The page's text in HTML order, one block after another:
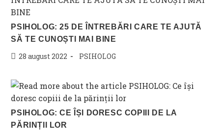
PSIHOLOG: 25 DE ÎNTREBĂRI CARE TE AJUTĂ
SĂ TE CUNOȘTI MAI BINE
Post28 august 2022
Post
PSIHOLOG
PSIHOLOG: CE ÎȘI DORESC COPIII DE LA
PĂRINȚII LOR